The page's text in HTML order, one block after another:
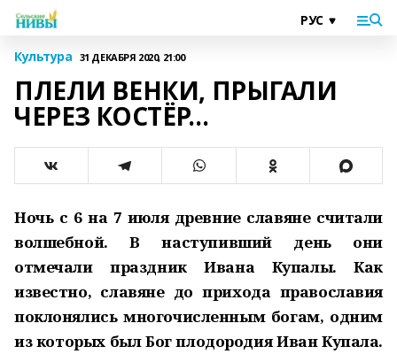
Культура 31 ДЕКАБРЯ 2020, 21:00
ПЛЕЛИ ВЕНКИ, ПРЫГАЛИ
ЧЕРЕЗ КОСТЁР…
Ночь с 6 на 7 июля древние славяне считали
волшебной. В наступивший день они
отмечали праздник Ивана Купалы. Как
известно, славяне до прихода православия
поклонялись многочисленным богам, одним
из которых был Бог плодородия Иван Купала.